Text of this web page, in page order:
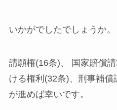
いかがでしたでしょうか。
請願権(16条)、 国家賠償
ける権利(32条)、刑事補
が進めば幸いです。